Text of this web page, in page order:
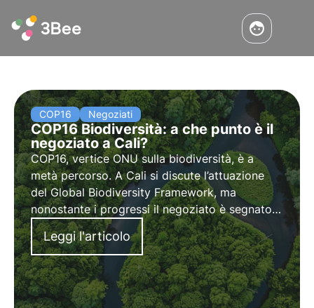
COP16 Negoziati
COP16 Biodiversità: a che punto è il
negoziato a Cali?
COP16, vertice ONU sulla biodiversità, è a
metà percorso. A Cali si discute l’attuazione
del Global Biodiversity Framework, ma
nonostante i progressi il negoziato è segnato
da divergenze su fondi e governance. Scopri di
più sull'avanzamento delle discussioni a Cali.
Leggi l'articolo